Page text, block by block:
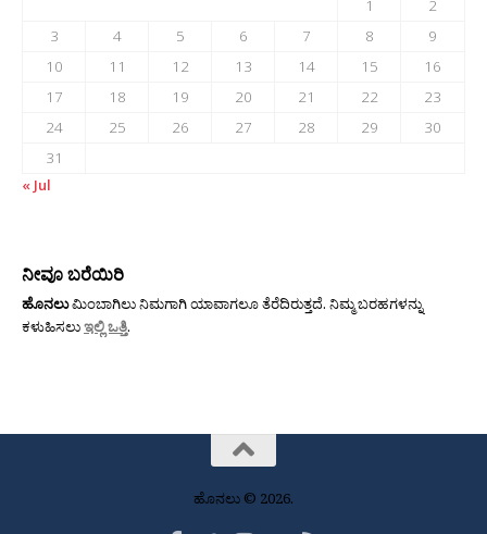
1
2
3
4 5 6 7 8
9
10
11 12 13 14 15
16
17
18 19 20 21 22
23
24
25 26 27 28 29
30
31
« Jul
ನೀವೂ ಬರೆಯಿರಿ
ಹೊನಲುಮಿಂಬಾಗಿಲು ನಿಮಗಾಗಿ ಯಾವಾಗಲೂ ತೆರೆದಿರುತ್ತದೆ. ನಿಮ್ಮ ಬರಹಗಳನ್ನು
ಕಳುಹಿಸಲುಇಲ್ಲಿ ಒತ್ತಿ.
ಹೊನಲು © 2026.